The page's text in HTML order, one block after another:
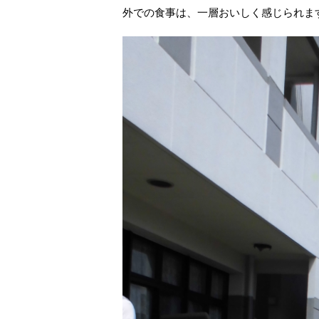
外での食事は、一層おいしく感じられま